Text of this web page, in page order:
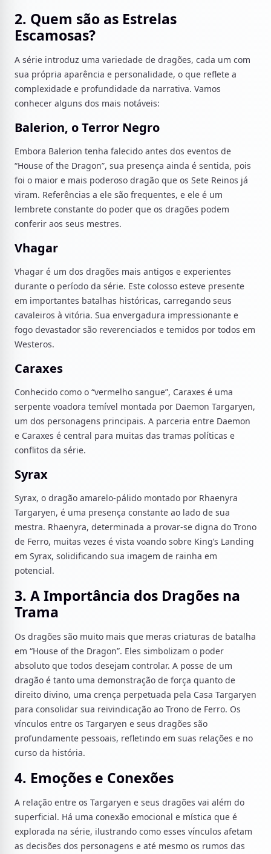
2. Quem são as Estrelas
Escamosas?
A série introduz uma variedade de dragões, cada um com
sua própria aparência e personalidade, o que reflete a
complexidade e profundidade da narrativa. Vamos
conhecer alguns dos mais notáveis:
Balerion, o Terror Negro
Embora Balerion tenha falecido antes dos eventos de
“House of the Dragon”, sua presença ainda é sentida, pois
foi o maior e mais poderoso dragão que os Sete Reinos já
viram. Referências a ele são frequentes, e ele é um
lembrete constante do poder que os dragões podem
conferir aos seus mestres.
Vhagar
Vhagar é um dos dragões mais antigos e experientes
durante o período da série. Este colosso esteve presente
em importantes batalhas históricas, carregando seus
cavaleiros à vitória. Sua envergadura impressionante e
fogo devastador são reverenciados e temidos por todos em
Westeros.
Caraxes
Conhecido como o “vermelho sangue”, Caraxes é uma
serpente voadora temível montada por Daemon Targaryen,
um dos personagens principais. A parceria entre Daemon
e Caraxes é central para muitas das tramas políticas e
conflitos da série.
Syrax
Syrax, o dragão amarelo-pálido montado por Rhaenyra
Targaryen, é uma presença constante ao lado de sua
mestra. Rhaenyra, determinada a provar-se digna do Trono
de Ferro, muitas vezes é vista voando sobre King’s Landing
em Syrax, solidificando sua imagem de rainha em
potencial.
3. A Importância dos Dragões na
Trama
Os dragões são muito mais que meras criaturas de batalha
em “House of the Dragon”. Eles simbolizam o poder
absoluto que todos desejam controlar. A posse de um
dragão é tanto uma demonstração de força quanto de
direito divino, uma crença perpetuada pela Casa Targaryen
para consolidar sua reivindicação ao Trono de Ferro. Os
vínculos entre os Targaryen e seus dragões são
profundamente pessoais, refletindo em suas relações e no
curso da história.
4. Emoções e Conexões
A relação entre os Targaryen e seus dragões vai além do
superficial. Há uma conexão emocional e mística que é
explorada na série, ilustrando como esses vínculos afetam
as decisões dos personagens e até mesmo os rumos das